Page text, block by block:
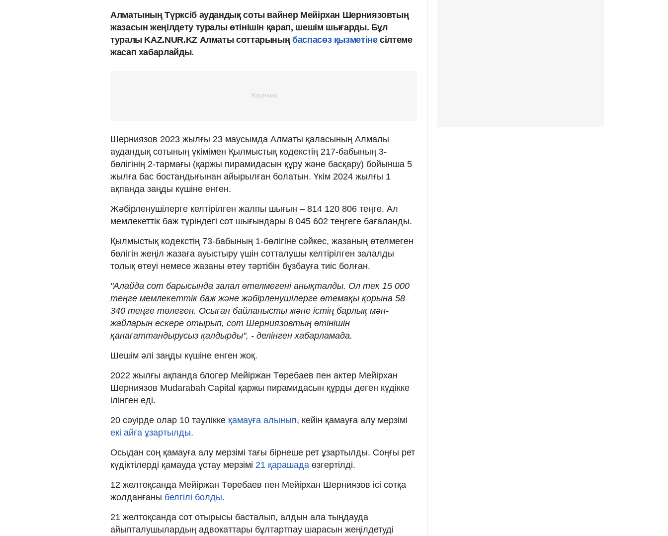
Алматының Түрксіб аудандық соты вайнер Мейірхан Шерниязовтың
жазасын жеңілдету туралы өтінішін қарап, шешім шығарды. Бұл
туралы KAZ.NUR.KZ Алматы соттарыныңбаспасөз қызметінесілтеме
жасап хабарлайды.
Шерниязов 2023 жылғы 23 маусымда Алматы қаласының Алмалы
аудандық сотының үкімімен Қылмыстық кодекстің 217-бабының 3-
бөлігінің 2-тармағы (қаржы пирамидасын құру және басқару) бойынша 5
жылға бас бостандығынан айырылған болатын. Үкім 2024 жылғы 1
ақпанда заңды күшіне енген.
Жәбірленушілерге келтірілген жалпы шығын – 814 120 806 теңге. Ал
мемлекеттік баж түріндегі сот шығындары 8 045 602 теңгеге бағаланды.
Қылмыстық кодекстің 73-бабының 1-бөлігіне сәйкес, жазаның өтелмеген
бөлігін жеңіл жазаға ауыстыру үшін сотталушы келтірілген залалды
толық өтеуі немесе жазаны өтеу тәртібін бұзбауға тиіс болған.
"Алайда сот барысында залал өтелмегені анықталды. Ол тек 15 000
теңге мемлекеттік баж және жәбірленушілерге өтемақы қорына 58
340 теңге төлеген. Осыған байланысты және істің барлық мән-
жайларын ескере отырып, сот Шерниязовтың өтінішін
қанағаттандырусыз қалдырды", - делінген хабарламада.
Шешім әлі заңды күшіне енген жоқ.
2022 жылғы ақпанда блогер Мейіржан Төребаев пен актер Мейірхан
Шерниязов Mudarabah Capital қаржы пирамидасын құрды деген күдікке
ілінген еді.
20 сәуірде олар 10 тәулікке қамауға алынып, кейін қамауға алу мерзімі
екі айға ұзартылды.
Осыдан соң қамауға алу мерзімі тағы бірнеше рет ұзартылды. Соңғы рет
күдіктілерді қамауда ұстау мерзімі 21 қарашада өзгертілді.
12 желтоқсанда Мейіржан Төребаев пен Мейірхан Шерниязов ісі сотқа
жолданғаны белгілі болды.
21 желтоқсанда сот отырысы басталып, алдын ала тыңдауда
айыпталушылардың адвокаттары бұлтартпау шарасын жеңілдетуді